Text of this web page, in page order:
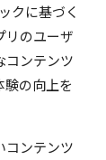
クに基づく
リのユーザ
コンテンツ
験の向上を
コンテンツ